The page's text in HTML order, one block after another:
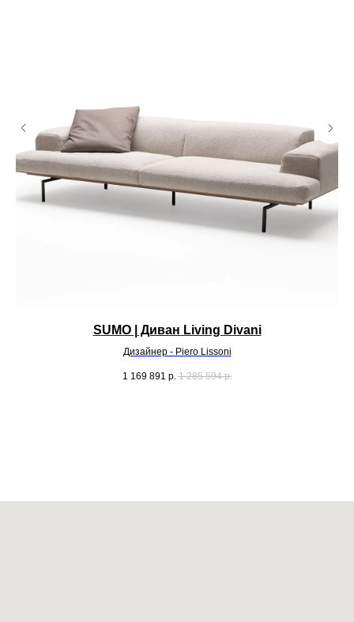
SUMO | Диван Living Divani
Дизайнер - Piero Lissoni
1 169 891 р. 1 285 594 р.